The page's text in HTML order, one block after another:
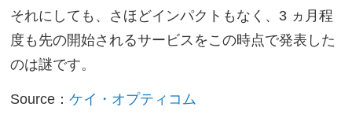
それにしても、さほどインパクトもなく、3 ヵ月程
度も先の開始されるサービスをこの時点で発表した
のは謎です。
Source：ケイ・オプティコム